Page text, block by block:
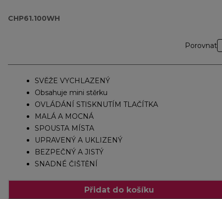
CHP61.100WH
Porovnat
SVĚŽE VYCHLAZENÝ
Obsahuje mini stěrku
OVLÁDÁNÍ STISKNUTÍM TLAČÍTKA
MALÁ A MOCNÁ
SPOUSTA MÍSTA
UPRAVENÝ A UKLIZENÝ
BEZPEČNÝ A JISTÝ
SNADNÉ ČIŠTĚNÍ
Přidat do košíku